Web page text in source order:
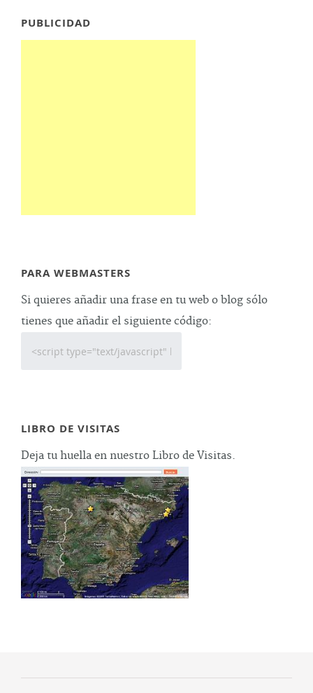
PUBLICIDAD
PARA WEBMASTERS
Si quieres añadir una frase en tu web o blog sólo
tienes que añadir el siguiente código:
LIBRO DE VISITAS
Deja tu huella en nuestro Libro de Visitas.